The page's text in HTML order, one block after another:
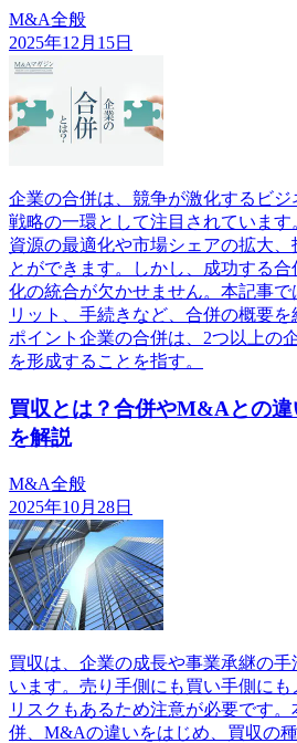
M&A全般
2025年12月15日
企業の合併は、競争が激化するビ
戦略の一環として注目されていま
資源の最適化や市場シェアの拡大、
とができます。しかし、成功する
化の統合が欠かせません。本記事で
リット、手続きなど、合併の概要
ポイント企業の合併は、2つ以上の
を形成することを指す。
買収とは？合併やM&Aとの
を解説
M&A全般
2025年10月28日
買収は、企業の成長や事業承継の
います。売り手側にも買い手側にも
リスクもあるため注意が必要です
併、M&Aの違いをはじめ、買収の